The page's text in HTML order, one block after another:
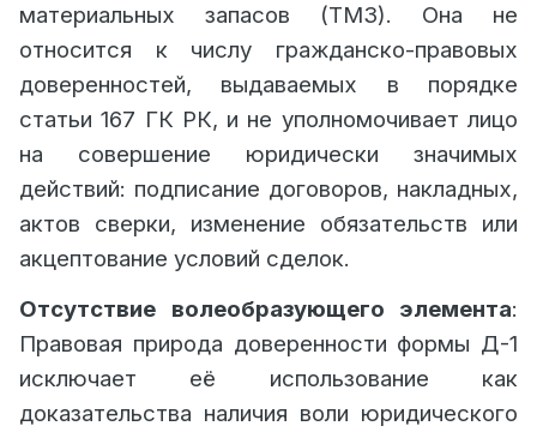
материальных запасов (ТМЗ). Она не
относится к числу гражданско-правовых
доверенностей, выдаваемых в порядке
статьи 167 ГК РК, и не уполномочивает лицо
на совершение юридически значимых
действий: подписание договоров, накладных,
актов сверки, изменение обязательств или
акцептование условий сделок.
Отсутствие волеобразующего элемента:
Правовая природа доверенности формы Д-1
исключает её использование как
доказательства наличия воли юридического